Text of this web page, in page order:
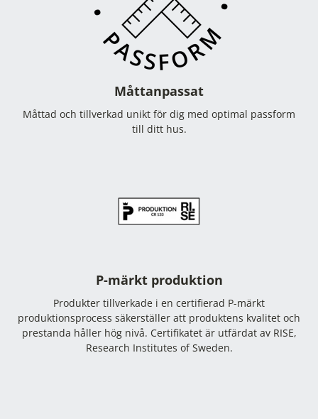
Måttanpassat
Måttad och tillverkad unikt för dig med optimal passform
till ditt hus.
P-märkt produktion
Produkter tillverkade i en certifierad P-märkt
produktionsprocess säkerställer att produktens kvalitet och
prestanda håller hög nivå. Certifikatet är utfärdat av RISE,
Research Institutes of Sweden.